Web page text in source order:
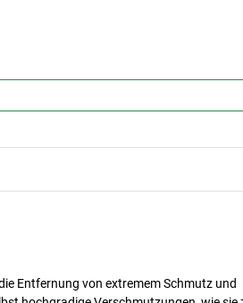
Entfernung von extremem Schmutz und